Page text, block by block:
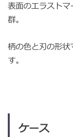
表面のエラスト
群。
柄の色と刃の形
す。
ケース